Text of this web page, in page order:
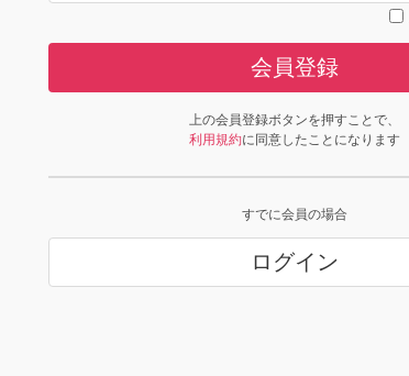
会員登録
上の会員登録ボタンを押すことで、
利用規約に同意したことになります
すでに会員の場合
ログイン